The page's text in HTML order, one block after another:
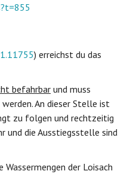
) erreichst du das
befahrbar und muss
An dieser Stelle ist
zu folgen und rechtzeitig
und die Ausstiegsstelle sind
der Loisach